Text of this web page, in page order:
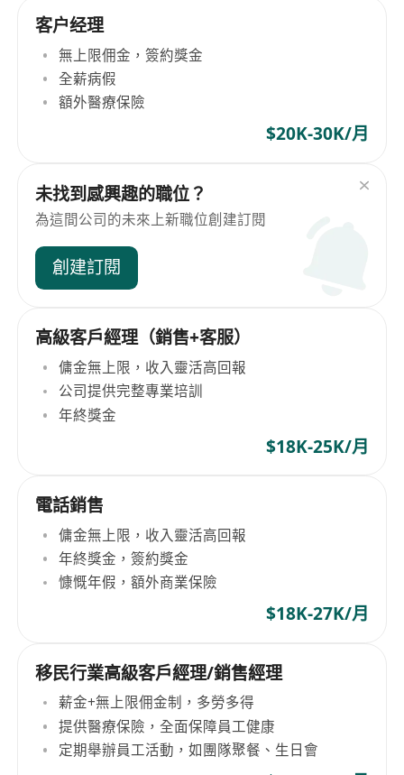
客户经理
無上限佣金，簽約獎金
全薪病假
額外醫療保險
$20K-30K/月
未找到感興趣的職位？
為這間公司的未來上新職位創建訂閱
創建訂閱
高級客戶經理（銷售+客服）
傭金無上限，收入靈活高回報
公司提供完整專業培訓
年終獎金
$18K-25K/月
電話銷售
傭金無上限，收入靈活高回報
年終獎金，簽約獎金
慷慨年假，額外商業保險
$18K-27K/月
移民行業高級客戶經理/銷售經理
薪金+無上限佣金制，多勞多得
提供醫療保險，全面保障員工健康
定期舉辦員工活動，如團隊聚餐、生日會